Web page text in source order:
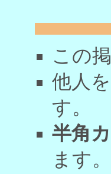
この
他人
す。
半角
ます。